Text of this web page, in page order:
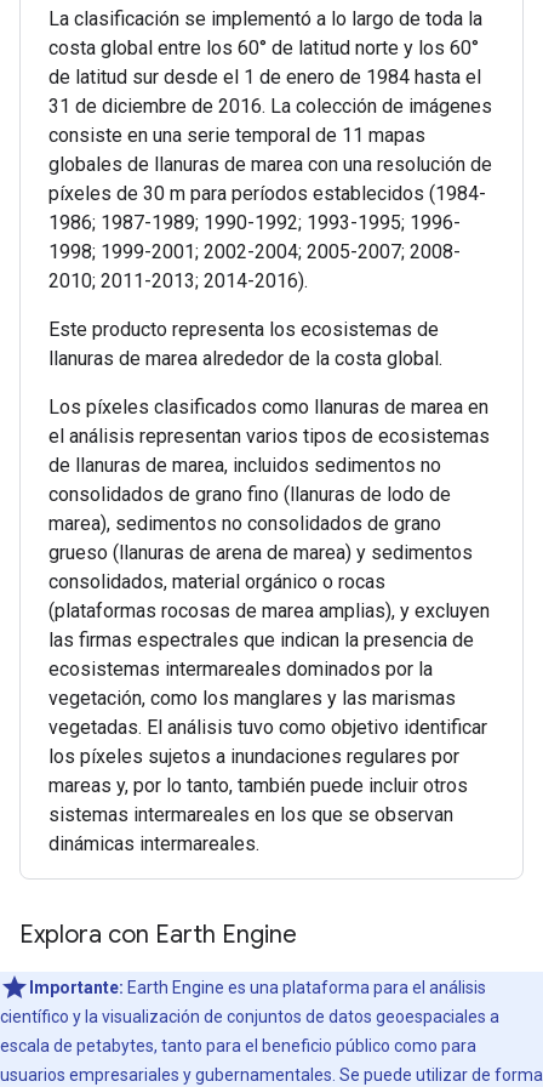
La clasificación se implementó a lo largo de toda la
costa global entre los 60° de latitud norte y los 60°
de latitud sur desde el 1 de enero de 1984 hasta el
31 de diciembre de 2016. La colección de imágenes
consiste en una serie temporal de 11 mapas
globales de llanuras de marea con una resolución de
píxeles de 30 m para períodos establecidos (1984-
1986; 1987-1989; 1990-1992; 1993-1995; 1996-
1998; 1999-2001; 2002-2004; 2005-2007; 2008-
2010; 2011-2013; 2014-2016).
Este producto representa los ecosistemas de
llanuras de marea alrededor de la costa global.
Los píxeles clasificados como llanuras de marea en
el análisis representan varios tipos de ecosistemas
de llanuras de marea, incluidos sedimentos no
consolidados de grano fino (llanuras de lodo de
marea), sedimentos no consolidados de grano
grueso (llanuras de arena de marea) y sedimentos
consolidados, material orgánico o rocas
(plataformas rocosas de marea amplias), y excluyen
las firmas espectrales que indican la presencia de
ecosistemas intermareales dominados por la
vegetación, como los manglares y las marismas
vegetadas. El análisis tuvo como objetivo identificar
los píxeles sujetos a inundaciones regulares por
mareas y, por lo tanto, también puede incluir otros
sistemas intermareales en los que se observan
dinámicas intermareales.
Explora con Earth Engine
Importante: Earth Engine es una plataforma para el análisis
científico y la visualización de conjuntos de datos geoespaciales a
escala de petabytes, tanto para el beneficio público como para
usuarios empresariales y gubernamentales. Se puede utilizar de forma